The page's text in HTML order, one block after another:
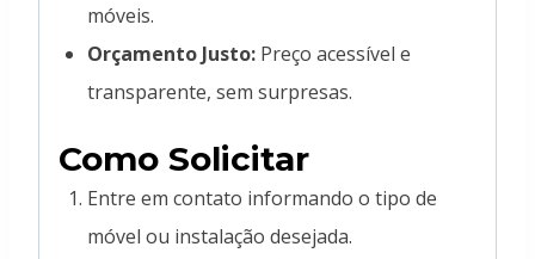
móveis.
Orçamento Justo: Preço acessível e
transparente, sem surpresas.
Como Solicitar
Entre em contato informando o tipo de
móvel ou instalação desejada.